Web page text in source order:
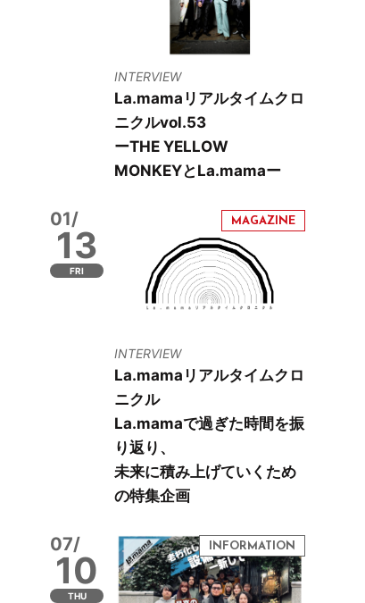
INTERVIEW
La.mamaリアルタイムクロ
ニクルvol.53
ーTHE YELLOW
MONKEYとLa.mamaー
01/
13
FRI
INTERVIEW
La.mamaリアルタイムクロ
ニクル
La.mamaで過ぎた時間を振
り返り、
未来に積み上げていくため
の特集企画
07/
10
THU